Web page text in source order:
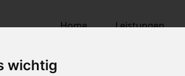
wichtig
Home Leistungen